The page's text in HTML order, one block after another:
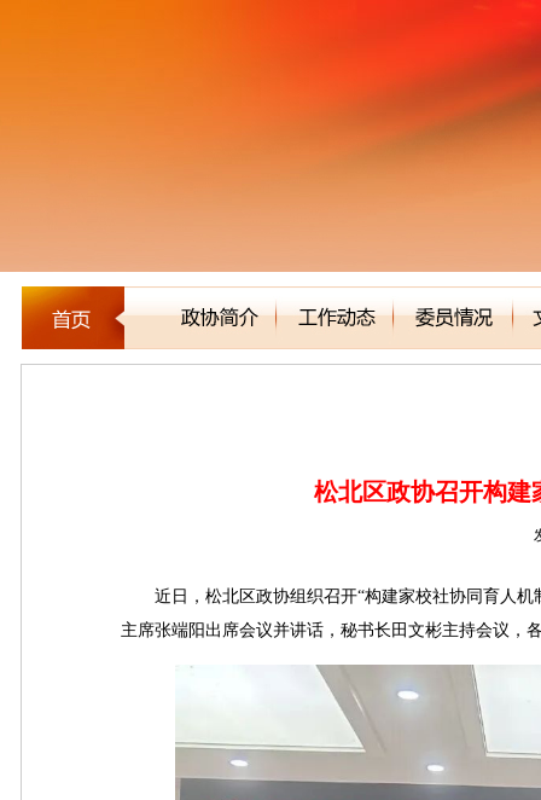
松北区政协召开构建
近日，松北区政协组织召开“构建家校社协同育人机
主席张端阳出席会议并讲话，秘书长田文彬主持会议，